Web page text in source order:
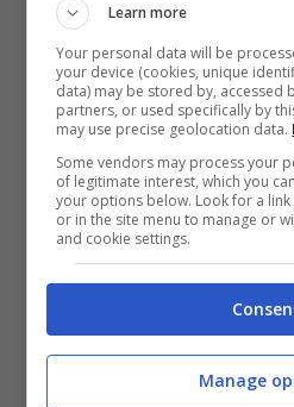
Zuk Z1è un altro cavallo
cerca un dispositivo
rapporto tra qualità e
processore da 2.5GHz
Snapdragon 801
Ram e 64GB di
via microSD, sistema
l’apprezzata interfaccia
batteria da ben 4100
ricarica rapida, ingresso
Learn more
Your personal data will be
your device (cookies, unique
data) may be stored by, accessed
partners, or used specifically by
may use precise geolocation data.
Some vendors may process your
of legitimate interest, which you
your options below. Look for a
or in the site menu to manage or
and cookie settings.
Manage